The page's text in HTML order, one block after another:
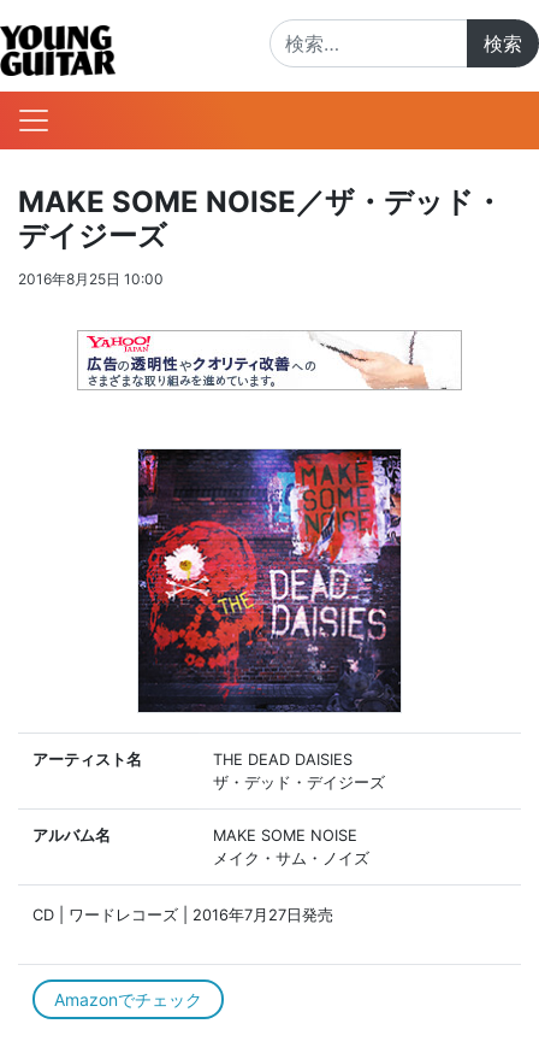
MAKE SOME NOISE／ザ・デッド・
デイジーズ
2016年8月25日 10:00
アーティスト名
THE DEAD DAISIES
ザ・デッド・デイジーズ
アルバム名
MAKE SOME NOISE
メイク・サム・ノイズ
CD | ワードレコーズ | 2016年7月27日発売
Amazonでチェック